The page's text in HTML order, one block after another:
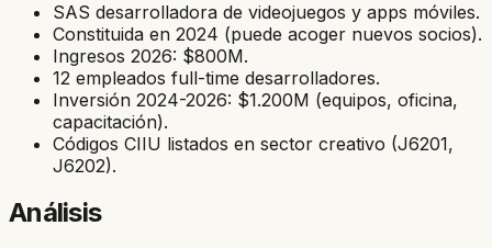
SAS desarrolladora de videojuegos y apps móviles.
Constituida en 2024 (puede acoger nuevos socios).
Ingresos 2026: $800M.
12 empleados full-time desarrolladores.
Inversión 2024-2026: $1.200M (equipos, oficina,
capacitación).
Códigos CIIU listados en sector creativo (J6201,
J6202).
Análisis